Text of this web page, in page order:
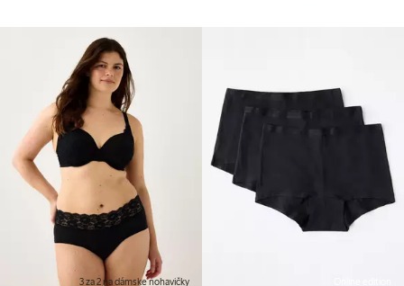
3 za 2 na dámske nohavičky